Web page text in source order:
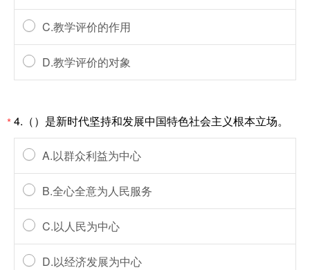
C.教学评价的作用
D.教学评价的对象
*4.（）是新时代坚持和发展中国特色社会主义根本立场。
A.以群众利益为中心
B.全心全意为人民服务
C.以人民为中心
D.以经济发展为中心